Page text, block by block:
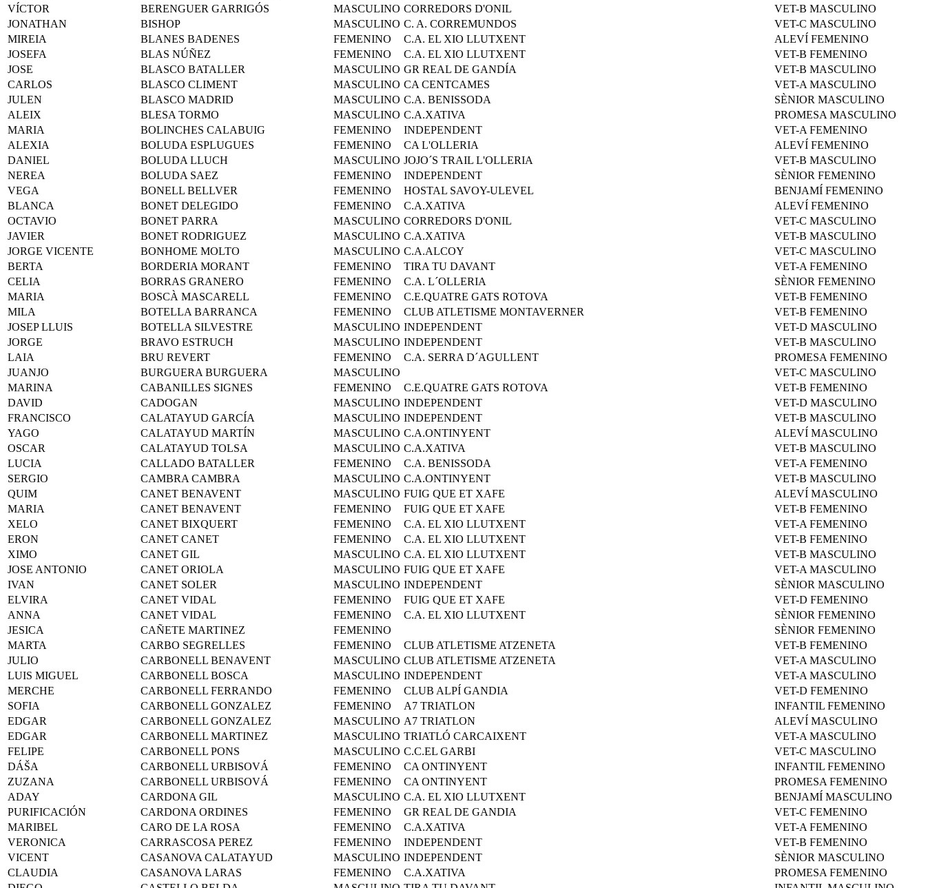
VÍCTOR
BERENGUER GARRIGÓS MASCULINO CORREDORS D'ONIL
VET-B MASCULINO
JONATHAN
BISHOP MASCULINO C. A. CORREMUNDOS
VET-C MASCULINO
MIREIA
BLANES BADENES FEMENINO C.A. EL XIO LLUTXENT
ALEVÍ FEMENINO
JOSEFA
BLAS NÚÑEZ FEMENINO C.A. EL XIO LLUTXENT
VET-B FEMENINO
JOSE
BLASCO BATALLER MASCULINO GR REAL DE GANDÍA
VET-B MASCULINO
CARLOS
BLASCO CLIMENT MASCULINO CA CENTCAMES
VET-A MASCULINO
JULEN
BLASCO MADRID MASCULINO C.A. BENISSODA
SÈNIOR MASCULINO
ALEIX
BLESA TORMO MASCULINO C.A.XATIVA
PROMESA MASCULINO
MARIA
BOLINCHES CALABUIG FEMENINO INDEPENDENT
VET-A FEMENINO
ALEXIA
BOLUDA ESPLUGUES FEMENINO CA L'OLLERIA
ALEVÍ FEMENINO
DANIEL
BOLUDA LLUCH MASCULINO JOJO´S TRAIL L'OLLERIA
VET-B MASCULINO
NEREA
BOLUDA SAEZ FEMENINO INDEPENDENT
SÈNIOR FEMENINO
VEGA
BONELL BELLVER FEMENINO HOSTAL SAVOY-ULEVEL
BENJAMÍ FEMENINO
BLANCA
BONET DELEGIDO FEMENINO C.A.XATIVA
ALEVÍ FEMENINO
OCTAVIO
BONET PARRA MASCULINO CORREDORS D'ONIL
VET-C MASCULINO
JAVIER
BONET RODRIGUEZ MASCULINO C.A.XATIVA
VET-B MASCULINO
JORGE VICENTE
BONHOME MOLTO MASCULINO C.A.ALCOY
VET-C MASCULINO
BERTA
BORDERIA MORANT FEMENINO TIRA TU DAVANT
VET-A FEMENINO
CELIA
BORRAS GRANERO FEMENINO C.A. L´OLLERIA
SÈNIOR FEMENINO
MARIA
BOSCÀ MASCARELL FEMENINO C.E.QUATRE GATS ROTOVA
VET-B FEMENINO
MILA
BOTELLA BARRANCA FEMENINO CLUB ATLETISME MONTAVERNER
VET-B FEMENINO
JOSEP LLUIS
BOTELLA SILVESTRE MASCULINO INDEPENDENT
VET-D MASCULINO
JORGE
BRAVO ESTRUCH MASCULINO INDEPENDENT
VET-B MASCULINO
LAIA
BRU REVERT FEMENINO C.A. SERRA D´AGULLENT
PROMESA FEMENINO
JUANJO
BURGUERA BURGUERA MASCULINO
VET-C MASCULINO
MARINA
CABANILLES SIGNES FEMENINO C.E.QUATRE GATS ROTOVA
VET-B FEMENINO
DAVID
CADOGAN MASCULINO INDEPENDENT
VET-D MASCULINO
FRANCISCO
CALATAYUD GARCÍA MASCULINO INDEPENDENT
VET-B MASCULINO
YAGO
CALATAYUD MARTÍN MASCULINO C.A.ONTINYENT
ALEVÍ MASCULINO
OSCAR
CALATAYUD TOLSA MASCULINO C.A.XATIVA
VET-B MASCULINO
LUCIA
CALLADO BATALLER FEMENINO C.A. BENISSODA
VET-A FEMENINO
SERGIO
CAMBRA CAMBRA MASCULINO C.A.ONTINYENT
VET-B MASCULINO
QUIM
CANET BENAVENT MASCULINO FUIG QUE ET XAFE
ALEVÍ MASCULINO
MARIA
CANET BENAVENT FEMENINO FUIG QUE ET XAFE
VET-B FEMENINO
XELO
CANET BIXQUERT FEMENINO C.A. EL XIO LLUTXENT
VET-A FEMENINO
ERON
CANET CANET FEMENINO C.A. EL XIO LLUTXENT
VET-B FEMENINO
XIMO
CANET GIL MASCULINO C.A. EL XIO LLUTXENT
VET-B MASCULINO
JOSE ANTONIO
CANET ORIOLA MASCULINO FUIG QUE ET XAFE
VET-A MASCULINO
IVAN
CANET SOLER MASCULINO INDEPENDENT
SÈNIOR MASCULINO
ELVIRA
CANET VIDAL FEMENINO FUIG QUE ET XAFE
VET-D FEMENINO
ANNA
CANET VIDAL FEMENINO C.A. EL XIO LLUTXENT
SÈNIOR FEMENINO
JESICA
CAÑETE MARTINEZ FEMENINO
SÈNIOR FEMENINO
MARTA
CARBO SEGRELLES FEMENINO CLUB ATLETISME ATZENETA
VET-B FEMENINO
JULIO
CARBONELL BENAVENT MASCULINO CLUB ATLETISME ATZENETA
VET-A MASCULINO
LUIS MIGUEL
CARBONELL BOSCA MASCULINO INDEPENDENT
VET-A MASCULINO
MERCHE
CARBONELL FERRANDO FEMENINO CLUB ALPÍ GANDIA
VET-D FEMENINO
SOFIA
CARBONELL GONZALEZ FEMENINO A7 TRIATLON
INFANTIL FEMENINO
EDGAR
CARBONELL GONZALEZ MASCULINO A7 TRIATLON
ALEVÍ MASCULINO
EDGAR
CARBONELL MARTINEZ MASCULINO TRIATLÓ CARCAIXENT
VET-A MASCULINO
FELIPE
CARBONELL PONS MASCULINO C.C.EL GARBI
VET-C MASCULINO
DÁŠA
CARBONELL URBISOVÁ FEMENINO CA ONTINYENT
INFANTIL FEMENINO
ZUZANA
CARBONELL URBISOVÁ FEMENINO CA ONTINYENT
PROMESA FEMENINO
ADAY
CARDONA GIL MASCULINO C.A. EL XIO LLUTXENT
BENJAMÍ MASCULINO
PURIFICACIÓN
CARDONA ORDINES FEMENINO GR REAL DE GANDIA
VET-C FEMENINO
MARIBEL
CARO DE LA ROSA FEMENINO C.A.XATIVA
VET-A FEMENINO
VERONICA
CARRASCOSA PEREZ FEMENINO INDEPENDENT
VET-B FEMENINO
VICENT
CASANOVA CALATAYUD MASCULINO INDEPENDENT
SÈNIOR MASCULINO
CLAUDIA
CASANOVA LARAS FEMENINO C.A.XATIVA
PROMESA FEMENINO